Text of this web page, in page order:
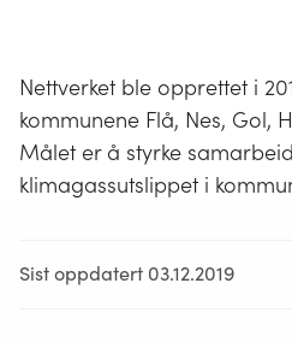
Nettverket ble opprettet i
kommunene Flå, Nes, Gol,
Målet er å styrke
klimagassutslippet i
Sist oppdatert 03.12.2019